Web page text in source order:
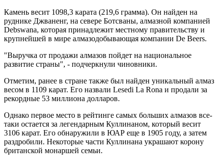
Камень весит 1098,3 карата (219,6 грамма). Он найден на
руднике Джваненг, на севере Ботсваны, алмазной компанией
Debswana, которая принадлежит местному правительству и
крупнейшей в мире алмазодобывающая компании De Beers.
"Выручка от продажи алмазов пойдет ​​на национальное
развитие страны", - подчеркнули чиновники.
Отметим, ранее в стране также был найден уникальный алмаз
весом в 1109 карат. Его назвали Lesedi La Rona и продали за
рекордные 53 миллиона долларов.
Однако первое место в рейтинге самых больших алмазов все-
таки остается за легендарным Куллинаном, который весит
3106 карат. Его обнаружили в ЮАР еще в 1905 году, а затем
раздробили. Некоторые части Куллинана украшают корону
британской монаршей семьи.